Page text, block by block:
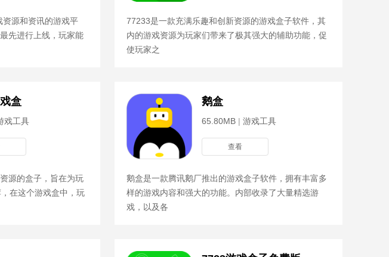
资源和资讯的游戏平
先进行上线，玩家能
77233是一款充满乐趣和创新资源的游戏盒子软件，其
内的游戏资源为玩家们带来了极其强大的辅助功能，促
使玩家之
盒
戏工具
源的盒子，旨在为玩
在这个游戏盒中，玩
鹅盒
65.80MB | 游戏工具
查看
鹅盒是一款腾讯鹅厂推出的游戏盒子软件，拥有丰富多
样的游戏内容和强大的功能。内部收录了大量精选游
戏，以及各